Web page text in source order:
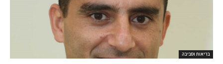
בריאות וסביבה